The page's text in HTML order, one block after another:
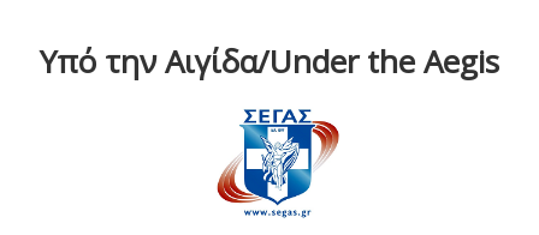
Υπό την Αιγίδα/Under the Aegis